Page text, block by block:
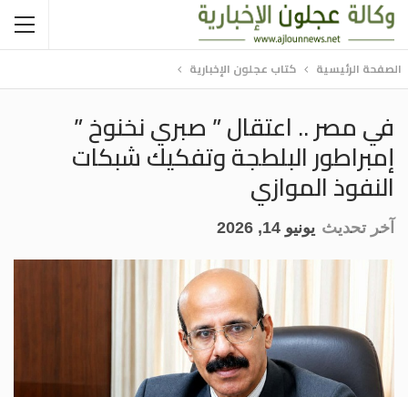
الصفحة الرئيسية كتاب عجلون الإخبارية
في مصر .. اعتقال ” صبري نخنوخ ”
إمبراطور البلطجة وتفكيك شبكات
النفوذ الموازي
آخر تحديث يونيو 14, 2026